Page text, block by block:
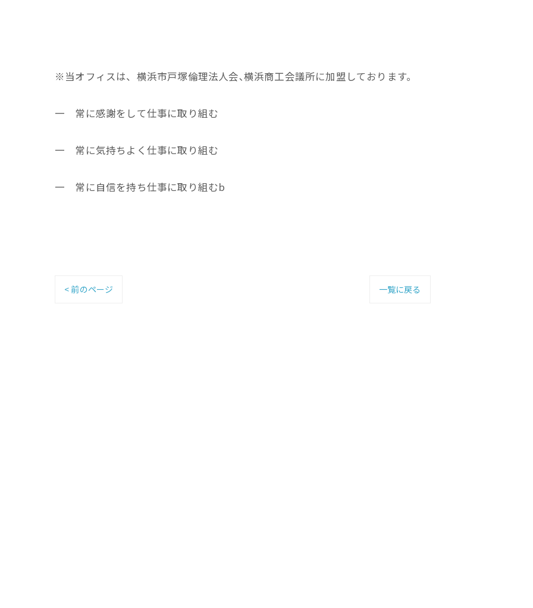
※当オフィスは、横浜市戸塚倫理法人会､横浜商工会議所に加盟しております。
一 常に感謝をして仕事に取り組む
一 常に気持ちよく仕事に取り組む
一 常に自信を持ち仕事に取り組むb
< 前のページ 一覧に戻る